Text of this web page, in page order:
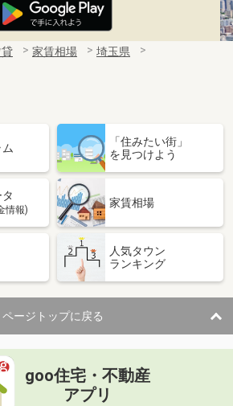
家賃相場
埼玉県
「住みたい街」
を見つけよう
情報)
家賃相場
人気タウン
ランキング
ページトップに戻る
goo住宅・不動産
アプリ